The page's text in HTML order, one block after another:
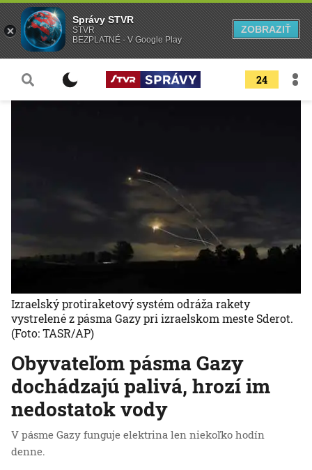
24
Obyvateľom pásma Gazy
dochádzajú palivá, hrozí im
nedostatok vody
V pásme Gazy funguje elektrina len niekoľko hodín
denne.
Izraelský protiraketový systém odráža rakety
vystrelené z pásma Gazy pri izraelskom meste Sderot.
(Foto: TASR/AP)
Správy STVR
STVR
BEZPLATNÉ - V Google Play
ZOBRAZIŤ